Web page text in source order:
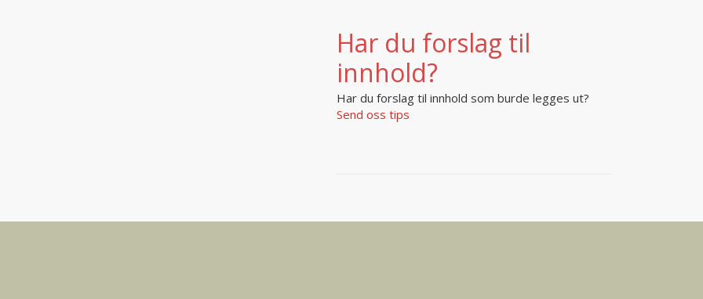
Har du forslag til
innhold?
Har du forslag til innhold som burde legges ut?
Send oss tips